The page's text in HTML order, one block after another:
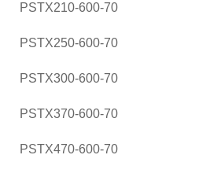
PSTX210-600-70
PSTX250-600-70
PSTX300-600-70
PSTX370-600-70
PSTX470-600-70